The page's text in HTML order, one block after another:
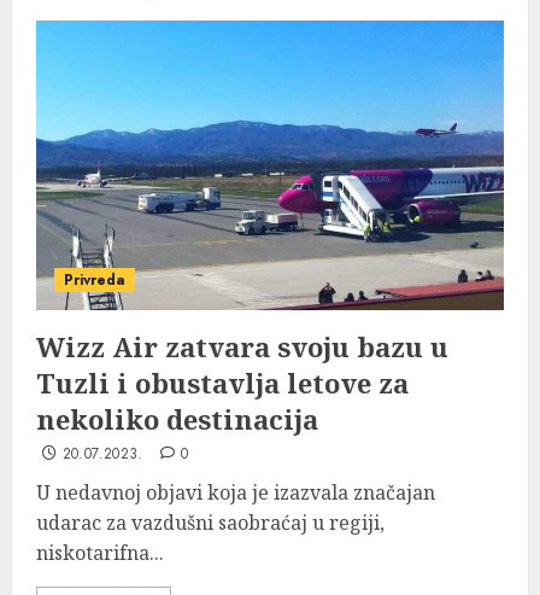
Privreda
Wizz Air zatvara svoju bazu u
Tuzli i obustavlja letove za
nekoliko destinacija
20.07.2023. 0
U nedavnoj objavi koja je izazvala značajan
udarac za vazdušni saobraćaj u regiji,
niskotarifna...